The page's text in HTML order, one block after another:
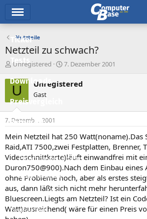
Ticker
Tests
Downloads
Preisvergleich
Forum
Aktuelles
Empfohlene Inhalte
Neue Beiträge
Neueste Aktivitäten
Leserartikel
Netzteile
Netzteil zu schwach?
E
s
e
l
e
r
Unregistered
E
s
t
a
m
7. Dezember 2001
U Unregistered
Gast
7. Dezember 2001
Mein Netzteil hat 250 Watt(noname).Das
Raid,ATI 7500,zwei Festplatten, Brenner,
Videoschnittkarte)läuft einwandfrei mit
Duron750@900).Nach dem Einbau
ohne Probleme hoch, aber als erstes
aus, dann läßt sich nicht mehr
Bluescreen.Liegts am Netzteil? Ist ein
Watt)ausreichend( wäre für einen Preis